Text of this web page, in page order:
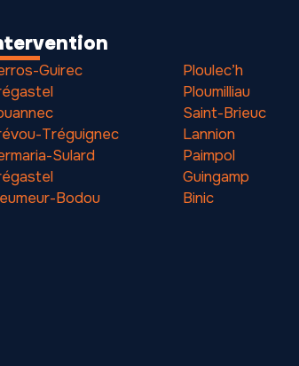
Guirec
Tréguignec
Sulard
Bodou
Ploulec’h
Ploumilliau
Saint-Brieuc
Lannion
Paimpol
Guingamp
Binic